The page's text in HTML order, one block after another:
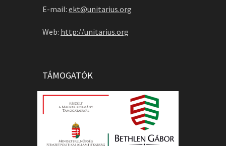
E-mail: ekt@unitarius.org
Web: http://unitarius.org
TÁMOGATÓK